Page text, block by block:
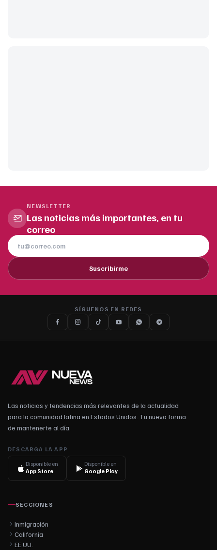
NEWSLETTER
Las noticias más importantes, en tu
correo
Suscribirme
SÍGUENOS EN REDES
Las noticias y tendencias más relevantes de la actualidad
para la comunidad latina en Estados Unidos. Tu nueva forma
de mantenerte al día.
DESCARGA LA APP
Disponible en
App Store
Disponible en
Google Play
SECCIONES
Inmigración
California
EE.UU.